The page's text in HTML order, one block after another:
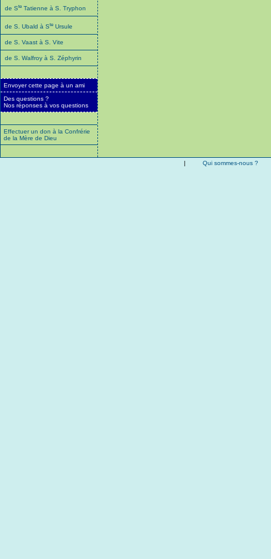
de Ste Tatienne à S. Tryphon
de S. Ubald à Ste Ursule
de S. Vaast à S. Vite
de S. Walfroy à S. Zéphyrin
Envoyer cette page à un ami
Des questions ?
Nos réponses à vos questions
Effectuer un don à la Confrérie
de la Mère de Dieu
| Qui sommes-nous ?